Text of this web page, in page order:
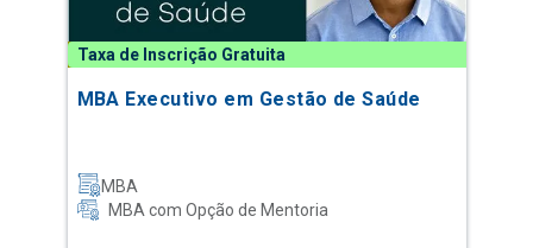
Taxa de Inscrição Gratuita
MBA Executivo em Gestão de Saúde
MBA
MBA com Opção de Mentoria